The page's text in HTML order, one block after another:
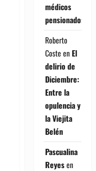
médicos
pensionados
Roberto
Coste en El
delirio de
Diciembre:
Entre la
opulencia y
la Viejita
Belén
Pascualina
Reyesen